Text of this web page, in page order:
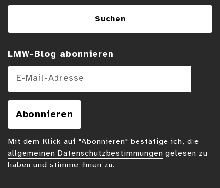
LMW-Blog abonnieren
Mit dem Klick auf "Abonnieren" bestätige ich, die
allgemeinen Datenschutzbestimmungen gelesen zu
haben und stimme ihnen zu.
E-Mail-Adresse
Abonnieren
Suchen